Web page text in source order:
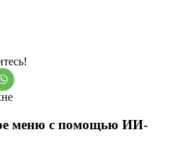
меню с помощью ИИ-